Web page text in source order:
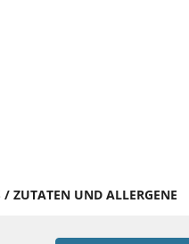
/ ZUTATEN UND ALLERGENE